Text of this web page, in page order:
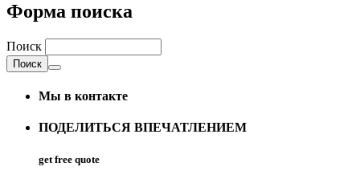
Форма поиска
Поиск
Мы в контакте
ПОДЕЛИТЬСЯ ВПЕЧАТЛЕНИЕМ
get free quote